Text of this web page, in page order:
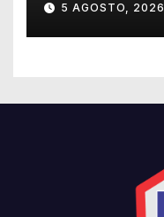
5 AGOSTO, 2026